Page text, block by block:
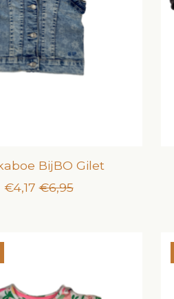
BijBO Gilet
€4,17 €6,95